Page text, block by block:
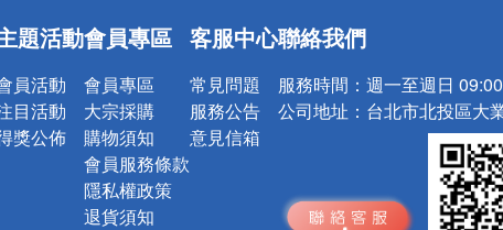
詐騙網頁！請小心！
題活動
員活動
目活動
獎公佈
會員專區
會員專區
大宗採購
購物須知
會員服務條款
隱私權政策
退貨須知
客服中心
常見問題
服務公告
意見信箱
聯絡我們
服務時間： 週一至週日
公司地址： 台北市北投區大